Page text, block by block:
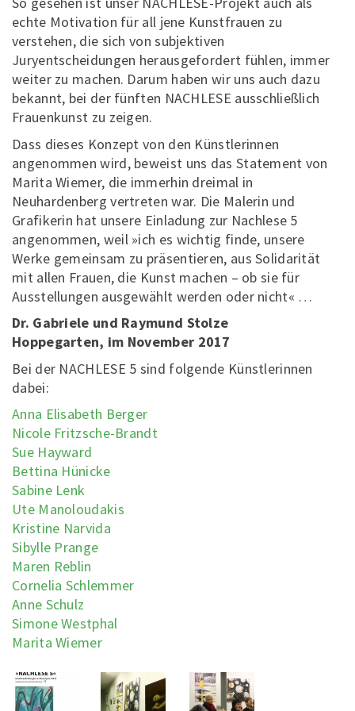
echte Motivation für all jene Kunstfrauen zu
verstehen, die sich von subjektiven
Juryentscheidungen herausgefordert fühlen, immer
weiter zu machen. Darum haben wir uns auch dazu
bekannt, bei der fünften NACHLESE ausschließlich
Frauenkunst zu zeigen.
Dass dieses Konzept von den Künstlerinnen
angenommen wird, beweist uns das Statement von
Marita Wiemer, die immerhin dreimal in
Neuhardenberg vertreten war. Die Malerin und
Grafikerin hat unsere Einladung zur Nachlese 5
angenommen, weil »ich es wichtig finde, unsere
Werke gemeinsam zu präsentieren, aus Solidarität
mit allen Frauen, die Kunst machen – ob sie für
Ausstellungen ausgewählt werden oder nicht« …
Dr. Gabriele und Raymund Stolze
Hoppegarten, im November 2017
Bei der NACHLESE 5 sind folgende Künstlerinnen
dabei:
Anna Elisabeth Berger
Nicole Fritzsche-Brandt
Sue Hayward
Bettina Hünicke
Sabine Lenk
Ute Manoloudakis
Kristine Narvida
Sibylle Prange
Maren Reblin
Cornelia Schlemmer
Anne Schulz
Simone Westphal
Marita Wiemer